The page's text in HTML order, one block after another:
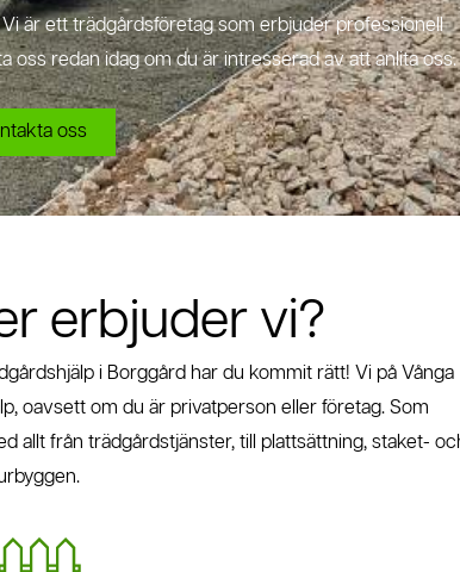
är ett trädgårdsföretag som erbjuder professionell
oss redan idag om du är intresserad av att anlita oss.
oss
erbjuder vi?
i Borggård har du kommit rätt! Vi på Vånga
oavsett om du är privatperson eller företag. Som
allt från trädgårdstjänster, till plattsättning, staket-